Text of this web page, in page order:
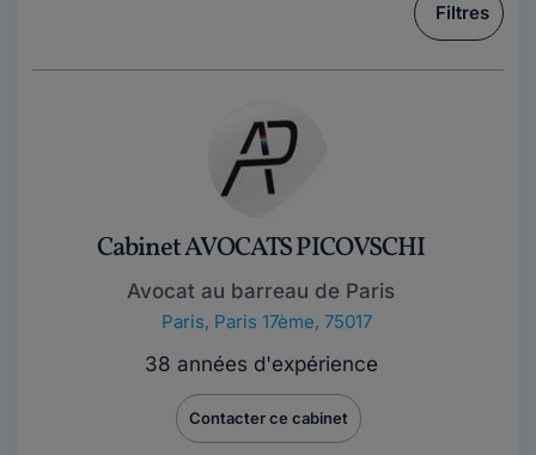
Filtres
Cabinet AVOCATS PICOVSCHI
Avocat au barreau de Paris
Paris, Paris 17ème, 75017
38 années d'expérience
Contacter ce cabinet